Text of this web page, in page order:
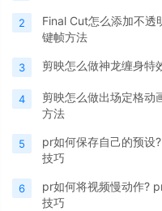
2
Final Cut怎么添加不透
键帧方法
3 剪映怎么做神龙缠身特
4
剪映怎么做出场定格动
方法
5
pr如何保存自己的预设
技巧
6
pr如何将视频慢动作?
技巧